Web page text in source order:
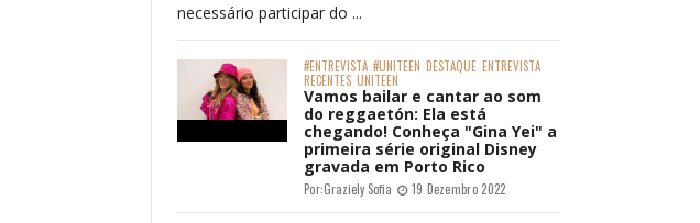
necessário participar do ...
#ENTREVISTA #UNITEEN DESTAQUE ENTREVISTA
RECENTES UNITEEN
Vamos bailar e cantar ao som
do reggaetón: Ela está
chegando! Conheça "Gina Yei" a
primeira série original Disney
gravada em Porto Rico
Por:Graziely Sofia 19 Dezembro 2022